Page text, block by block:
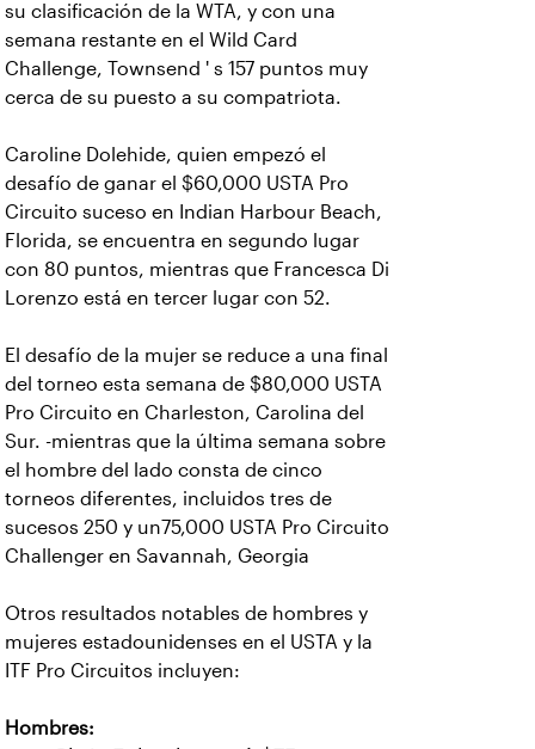
su clasificación de la WTA, y con una
semana restante en el Wild Card
Challenge, Townsend ' s 157 puntos muy
cerca de su puesto a su compatriota.
Caroline Dolehide, quien empezó el
desafío de ganar el $60,000 USTA Pro
Circuito suceso en Indian Harbour Beach,
Florida, se encuentra en segundo lugar
con 80 puntos, mientras que Francesca Di
Lorenzo está en tercer lugar con 52.
El desafío de la mujer se reduce a una final
del torneo esta semana de $80,000 USTA
Pro Circuito en Charleston, Carolina del
Sur. -mientras que la última semana sobre
el hombre del lado consta de cinco
torneos diferentes, incluidos tres de
sucesos 250 y un75,000 USTA Pro Circuito
Challenger en Savannah, Georgia
Otros resultados notables de hombres y
mujeres estadounidenses en el USTA y la
ITF Pro Circuitos incluyen:
Hombres: